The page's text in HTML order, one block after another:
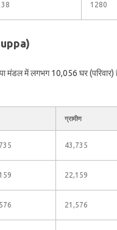
1280
में लगभग 10,056 घर (परिवार)
ग्रामीण
43,735
22,159
21,576